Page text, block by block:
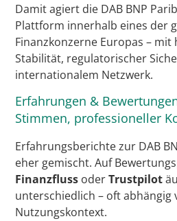
Damit agiert die DAB BNP
Plattform innerhalb eines der
Finanzkonzerne Europas –
Stabilität, regulatorischer
internationalem Netzwerk.
Erfahrungen &
Stimmen, professioneller
Erfahrungsberichte zur DAB
eher gemischt. Auf
Finanzfluss oderTrustpilot
unterschiedlich – oft abhängig
Nutzungskontext.